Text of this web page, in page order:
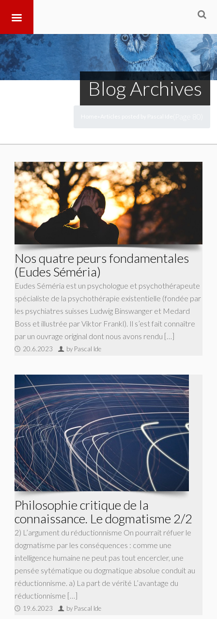
Blog Archives
Nos quatre peurs fondamentales
(Eudes Séméria)
Eudes Séméria est un psychologue et psychothérapeute
spécialiste de la psychothérapie existentielle (fondée par
les psychiatres suisses Ludwig Binswanger et Medard
Boss et illustrée par Viktor Frankl). Il s’est fait connaître
par un ouvrage original dont nous avons rendu […]
20.6.2023 by Pascal Ide
Philosophie critique de la
connaissance. Le dogmatisme 2/2
2) L’argument du réductionnisme On pourrait réfuer le
dogmatisme par les conséquences : comme une
intelligence humaine ne peut pas tout encercler, une
pensée sytématique ou dogmatique absolue conduit au
réductionnisme. a) La part de vérité L’avantage du
réductionnisme […]
19.6.2023 by Pascal Ide